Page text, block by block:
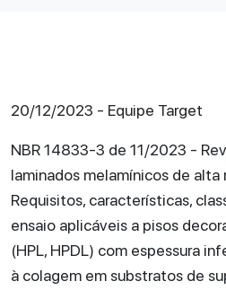
20/12/2023 - Equipe Target
NBR 14833-3 de 11/2023 -
laminados melamínicos de
Requisitos, características,
ensaio aplicáveis a pisos
(HPL, HPDL) com espessura
à colagem em substratos de